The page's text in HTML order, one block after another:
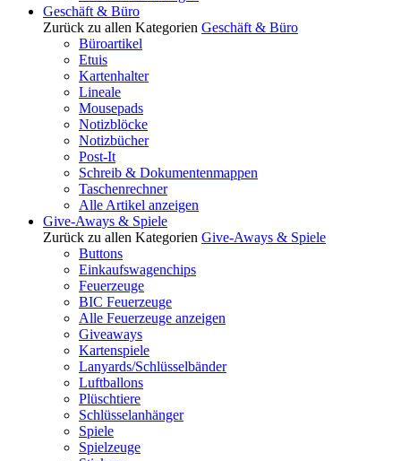
Geschäft & Büro
Zurück zu allen Kategorien Geschäft & Büro
Büroartikel
Etuis
Kartenhalter
Lineale
Mousepads
Notizblöcke
Notizbücher
Post-It
Schreib & Dokumentenmappen
Taschenrechner
Alle Artikel anzeigen
Give-Aways & Spiele
Zurück zu allen Kategorien Give-Aways & Spiele
Buttons
Einkaufswagenchips
Feuerzeuge
BIC Feuerzeuge
Alle Feuerzeuge anzeigen
Giveaways
Kartenspiele
Lanyards/Schlüsselbänder
Luftballons
Plüschtiere
Schlüsselanhänger
Spiele
Spielzeuge